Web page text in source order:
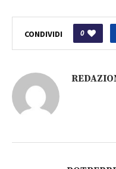
CONDIVIDI 0